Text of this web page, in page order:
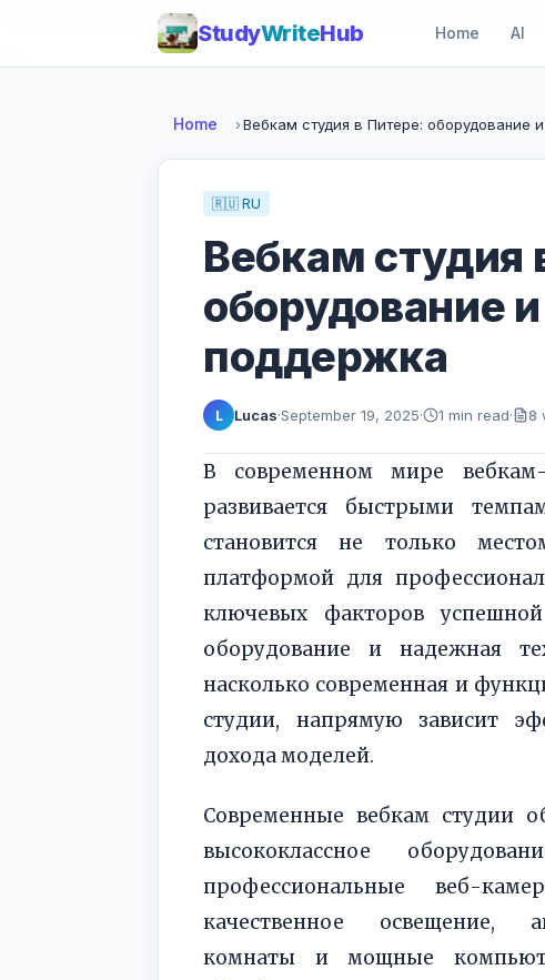
StudyWriteHub Home AI
Home ›Вебкам студия в Питере: оборудование и
🇷🇺 RU
Вебкам студия
оборудование
поддержка
L Lucas·September 19, 2025· 1 min read· 8
В современном мире вебкам-
развивается быстрыми
становится не только
платформой для
ключевых факторов
оборудование и надежная
насколько современная и
студии, напрямую зависит
дохода моделей.
Современные вебкам студии
высококлассное
профессиональные веб-
качественное освещение,
комнаты и мощные